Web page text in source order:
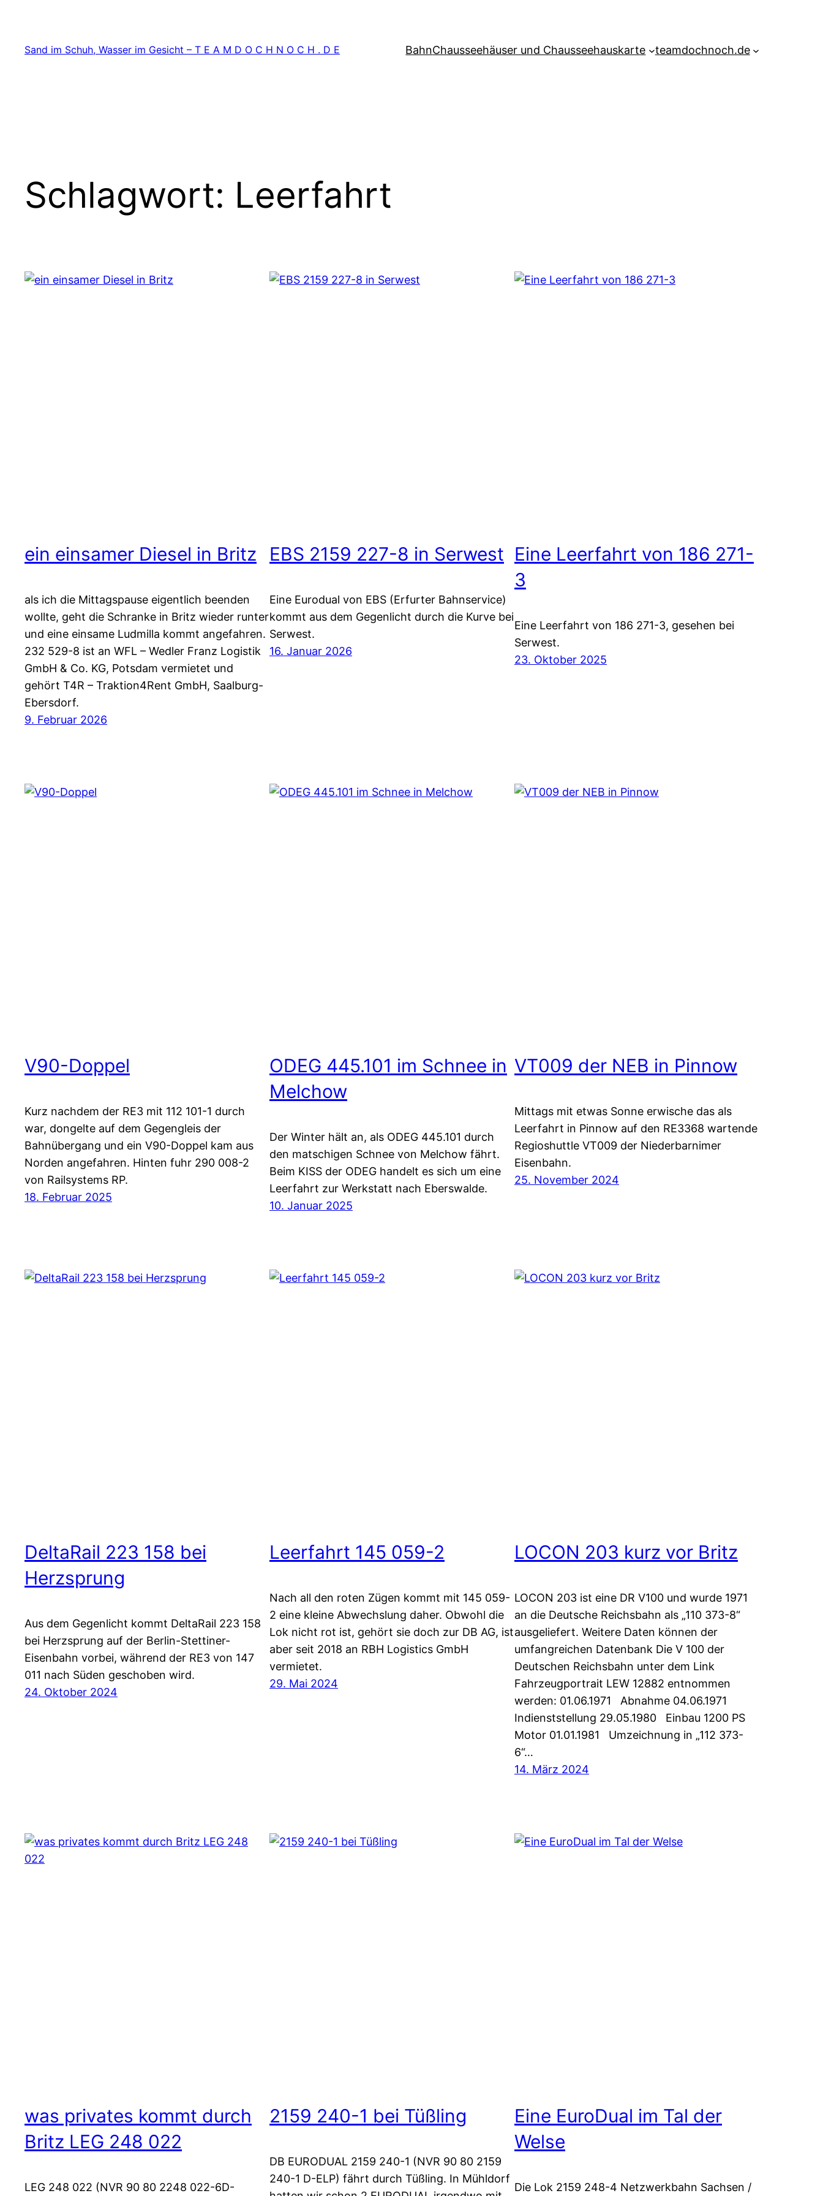
springen
Sand im Schuh, Wasser im Gesicht – T E A M D O C H N O C H . D E BahnChausseehäuser und Chausseehauskarte teamdochnoch.de
Schlagwort: Leerfahrt
ein einsamer Diesel in Britz
als ich die Mittagspause eigentlich beenden
wollte, geht die Schranke in Britz wieder runter
und eine einsame Ludmilla kommt angefahren.
232 529-8 ist an WFL – Wedler Franz Logistik
GmbH & Co. KG, Potsdam vermietet und
gehört T4R – Traktion4Rent GmbH, Saalburg-
Ebersdorf.
9. Februar 2026
EBS 2159 227-8 in Serwest
Eine Eurodual von EBS (Erfurter Bahnservice)
kommt aus dem Gegenlicht durch die Kurve bei
Serwest.
16. Januar 2026
Eine Leerfahrt von 186 271-
3
Eine Leerfahrt von 186 271-3, gesehen bei
Serwest.
23. Oktober 2025
V90-Doppel
Kurz nachdem der RE3 mit 112 101-1 durch
war, dongelte auf dem Gegengleis der
Bahnübergang und ein V90-Doppel kam aus
Norden angefahren. Hinten fuhr 290 008-2
von Railsystems RP.
18. Februar 2025
ODEG 445.101 im Schnee in
Melchow
Der Winter hält an, als ODEG 445.101 durch
den matschigen Schnee von Melchow fährt.
Beim KISS der ODEG handelt es sich um eine
Leerfahrt zur Werkstatt nach Eberswalde.
10. Januar 2025
VT009 der NEB in Pinnow
Mittags mit etwas Sonne erwische das als
Leerfahrt in Pinnow auf den RE3368 wartende
Regioshuttle VT009 der Niederbarnimer
Eisenbahn.
25. November 2024
DeltaRail 223 158 bei
Herzsprung
Aus dem Gegenlicht kommt DeltaRail 223 158
bei Herzsprung auf der Berlin-Stettiner-
Eisenbahn vorbei, während der RE3 von 147
011 nach Süden geschoben wird.
24. Oktober 2024
Leerfahrt 145 059-2
Nach all den roten Zügen kommt mit 145 059-
2 eine kleine Abwechslung daher. Obwohl die
Lok nicht rot ist, gehört sie doch zur DB AG, ist
aber seit 2018 an RBH Logistics GmbH
vermietet.
29. Mai 2024
LOCON 203 kurz vor Britz
LOCON 203 ist eine DR V100 und wurde 1971
an die Deutsche Reichsbahn als „110 373-8“
ausgeliefert. Weitere Daten können der
umfangreichen Datenbank Die V 100 der
Deutschen Reichsbahn unter dem Link
Fahrzeugportrait LEW 12882 entnommen
werden: 01.06.1971 Abnahme 04.06.1971
Indienststellung 29.05.1980 Einbau 1200 PS
Motor 01.01.1981 Umzeichnung in „112 373-
6“…
14. März 2024
was privates kommt durch
Britz LEG 248 022
LEG 248 022 (NVR 90 80 2248 022-6D-
2159 240-1 bei Tüßling
DB EURODUAL 2159 240-1 (NVR 90 80 2159
240-1 D-ELP) fährt durch Tüßling. In Mühldorf
Eine EuroDual im Tal der
Welse
Die Lok 2159 248-4 Netzwerkbahn Sachsen /